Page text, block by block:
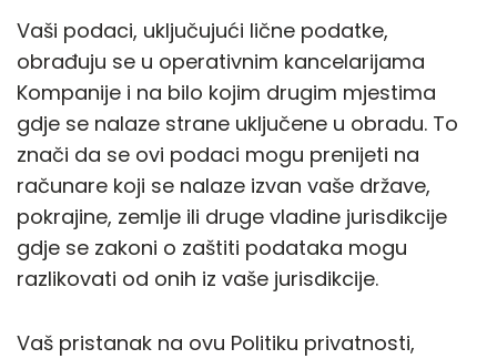
Vaši podaci, uključujući lične podatke,
obrađuju se u operativnim kancelarijama
Kompanije i na bilo kojim drugim mjestima
gdje se nalaze strane uključene u obradu. To
znači da se ovi podaci mogu prenijeti na
računare koji se nalaze izvan vaše države,
pokrajine, zemlje ili druge vladine jurisdikcije
gdje se zakoni o zaštiti podataka mogu
razlikovati od onih iz vaše jurisdikcije.
Vaš pristanak na ovu Politiku privatnosti,